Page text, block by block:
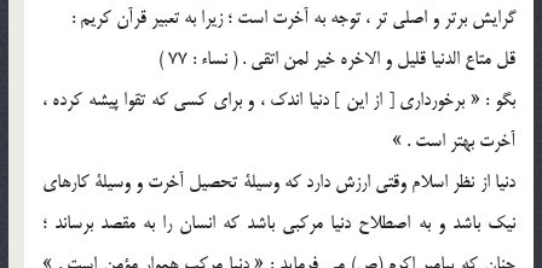
گرايش برتر و اصلي تر ، توجه به آخرت است ؛ زيرا به تعبير قرآن كريم :
قل متاع الدنيا قليل و الاخره خير لمن اتقي . ( نساء : 77 )
بگو : « برخورداري [ از اين ] دنيا اندك ، و براي كسي كه تقوا پيشه كرده ،
آخرت بهتر است . »
دنيا از نظر اسلام وقتي ارزش دارد كه وسيلة تحصيل آخرت و وسيلة كارهاي
نيك باشد و به اصطلاح دنيا مركبي باشد كه انسان را به مقصد برساند ؛